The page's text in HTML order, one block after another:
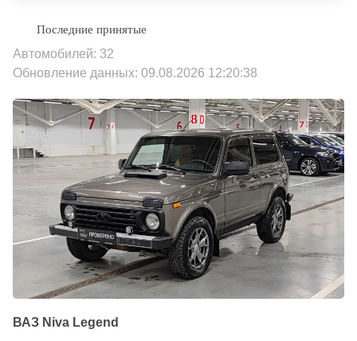
Автомобилей: 32
Обновление данных: 09.08.2026 12:20:38
ВАЗ Niva Legend